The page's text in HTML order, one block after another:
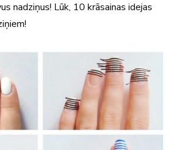
nadziņus! Lūk, 10 krāsainas idejas